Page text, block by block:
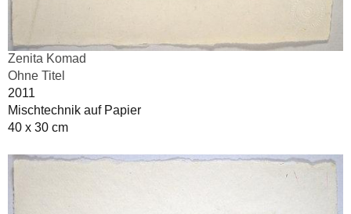
Zenita Komad
Ohne Titel
2011
Mischtechnik auf Papier
40 x 30 cm